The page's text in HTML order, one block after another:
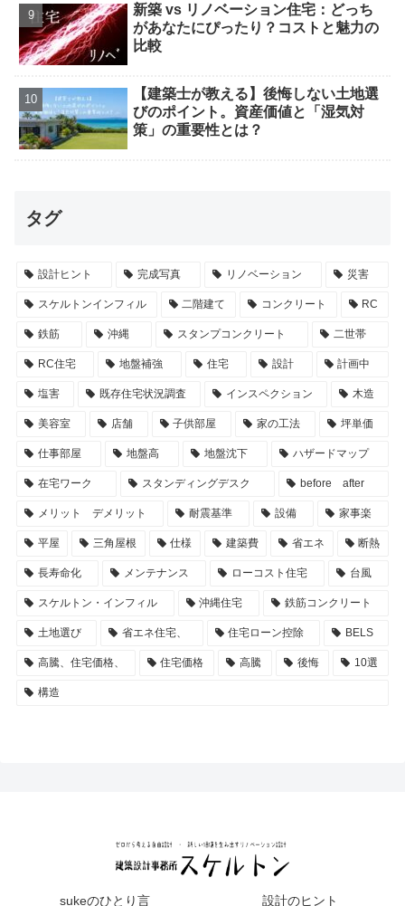
新築 vs リノベーション住宅：どっち
があなたにぴったり？コストと魅力の
比較
【建築士が教える】後悔しない土地選
びのポイント。資産価値と「湿気対
策」の重要性とは？
タグ
設計ヒント 完成写真 リノベーション 災害
スケルトンインフィル 二階建て コンクリート RC
鉄筋 沖縄 スタンプコンクリート 二世帯
RC住宅 地盤補強 住宅 設計 計画中
塩害 既存住宅状況調査 インスペクション 木造
美容室 店舗 子供部屋 家の工法 坪単価
仕事部屋 地盤高 地盤沈下 ハザードマップ
在宅ワーク スタンディングデスク before after
メリット デメリット 耐震基準 設備 家事楽
平屋 三角屋根 仕様 建築費 省エネ 断熱
長寿命化 メンテナンス ローコスト住宅 台風
スケルトン・インフィル 沖縄住宅 鉄筋コンクリート
土地選び 省エネ住宅、 住宅ローン控除 BELS
高騰、住宅価格、 住宅価格 高騰 後悔 10選
構造
sukeのひとり言 設計のヒント